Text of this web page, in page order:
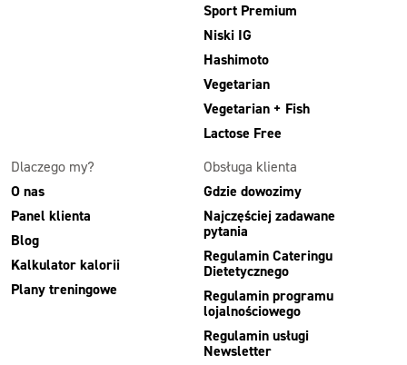
Sport Premium
Niski IG
Hashimoto
Vegetarian
Vegetarian + Fish
Lactose Free
Dlaczego my?
O nas
Panel klienta
Blog
Kalkulator kalorii
Plany treningowe
Obsługa klienta
Gdzie dowozimy
Najczęściej zadawane
pytania
Regulamin Cateringu
Dietetycznego
Regulamin programu
lojalnościowego
Regulamin usługi
Newsletter